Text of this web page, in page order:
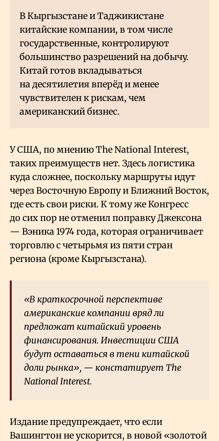
В Кыргызстане и Таджикистане
китайские компании, в том числе
государственные, контролируют
большинство разрешений на добычу.
Китай готов вкладываться
на десятилетия вперёд и менее
чувствителен к рискам, чем
американский бизнес.
У США, по мнению The National Interest,
таких преимуществ нет. Здесь логистика
куда сложнее, поскольку маршруты идут
через Восточную Европу и Ближний Восток,
где есть свои риски. К тому же Конгресс
до сих пор не отменил поправку Джексона
— Вэника 1974 года, которая ограничивает
торговлю с четырьмя из пяти стран
региона (кроме Кыргызстана).
«В краткосрочной перспективе
американские компании вряд ли
предложат китайский уровень
финансирования. Инвестиции США
будут оставаться в тени китайской
доли рынка», — констатирует The
National Interest.
Издание предупреждает, что если
Вашингтон не ускорится, в новой «золотой